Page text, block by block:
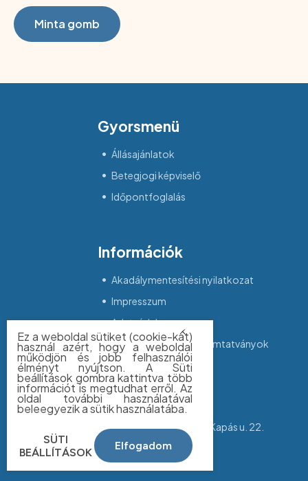
Minta gomb
Gyorsmenü
Állásajánlatok
Betegjogi képviselő
Időpontfoglalás
Információk
Akadálymentesítési nyilatkozat
Impresszum
Adatvédelem
Dokumentumok - nyomtatványok
Kapcsolat
Cím:1027 Budapest, Kapás u. 22.
Tel:+36 (1) 488 7500
Ez a weboldal sütiket (cookie-kat)
használ azért, hogy a weboldal
működjön és jobb felhasználói
élményt nyújtson. A Süti
beállítások gombra kattintva több
információt is megtudhat erről. Az
oldal további használatával
beleegyezik a sütik használatába.
SÜTI
BEÁLLÍTÁSOK
Elfogadom